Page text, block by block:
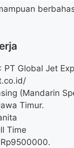
PT Global Jet
(Mandarin
Timur.
Time
9500000.